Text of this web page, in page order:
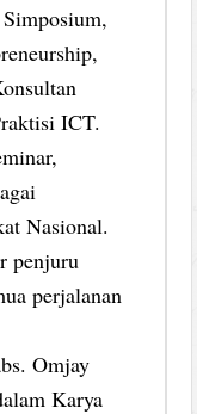
ICT.
Nasional.
penjuru
perjalanan
Omjay
Karya